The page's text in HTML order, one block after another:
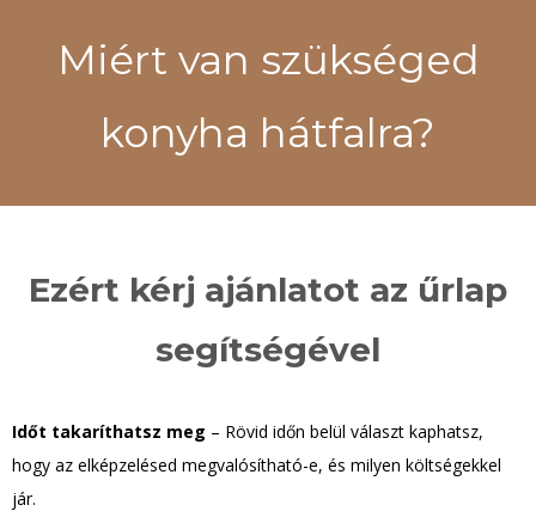
Miért van szükséged
konyha hátfalra?
Ezért kérj ajánlatot az űrlap
segítségével
Időt takaríthatsz meg – Rövid időn belül választ kaphatsz,
hogy az elképzelésed megvalósítható-e, és milyen költségekkel
jár.